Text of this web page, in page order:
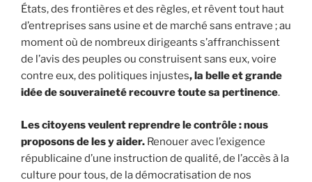
États, des frontières et des règles, et rêvent tout haut
d’entreprises sans usine et de marché sans entrave ; au
moment où de nombreux dirigeants s’affranchissent
de l’avis des peuples ou construisent sans eux, voire
contre eux, des politiques injustes, la belle et grande
idée de souveraineté recouvre toute sa pertinence.
Les citoyens veulent reprendre le contrôle : nous
proposons de les y aider. Renouer avec l’exigence
républicaine d’une instruction de qualité, de l’accès à la
culture pour tous, de la démocratisation de nos